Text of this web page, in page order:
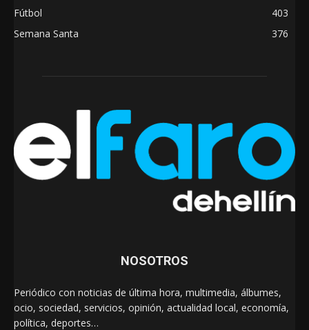
Fútbol
403
Semana Santa
376
NOSOTROS
Periódico con noticias de última hora, multimedia, álbumes,
ocio, sociedad, servicios, opinión, actualidad local, economía,
política, deportes…